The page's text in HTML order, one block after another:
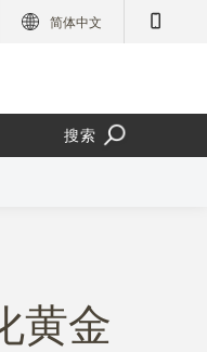
简体中文
搜索
黄金